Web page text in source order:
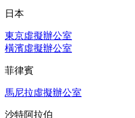
日本
東京虛擬辦公室
橫濱虛擬辦公室
菲律賓
馬尼拉虛擬辦公室
沙特阿拉伯